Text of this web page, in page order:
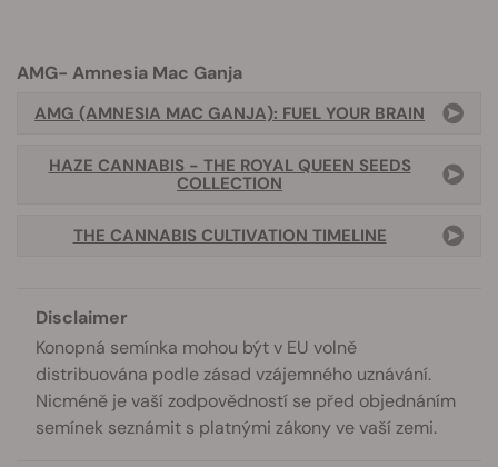
AMG- Amnesia Mac Ganja
AMG (AMNESIA MAC GANJA): FUEL YOUR BRAIN
HAZE CANNABIS - THE ROYAL QUEEN SEEDS
COLLECTION
THE CANNABIS CULTIVATION TIMELINE
Disclaimer
Konopná semínka mohou být v EU volně
distribuována podle zásad vzájemného uznávání.
Nicméně je vaší zodpovědností se před objednáním
semínek seznámit s platnými zákony ve vaší zemi.